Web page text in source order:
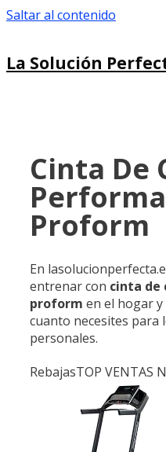
Saltar al contenido
La Solución
Cinta De
Proform
En
entrenar con cinta de
proform en el hogar
cuanto necesites
personales.
RebajasTOP VENTAS